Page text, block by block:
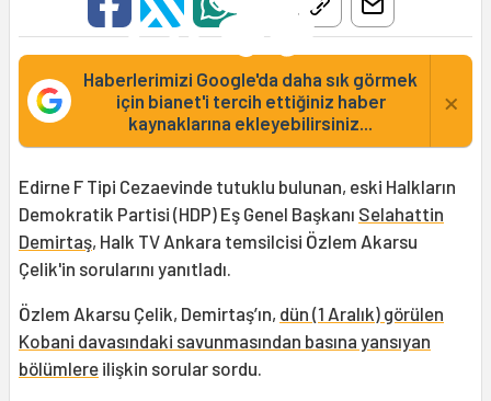
Haberlerimizi Google'da daha sık görmek
için bianet'i tercih ettiğiniz haber
kaynaklarına ekleyebilirsiniz...
×
Edirne F Tipi Cezaevinde tutuklu bulunan, eski Halkların
Demokratik Partisi (HDP) Eş Genel Başkanı Selahattin
Demirtaş, Halk TV Ankara temsilcisi Özlem Akarsu
Çelik'in sorularını yanıtladı.
Özlem Akarsu Çelik, Demirtaş’ın, dün (1 Aralık) görülen
Kobani davasındaki savunmasından basına yansıyan
bölümlere ilişkin sorular sordu.